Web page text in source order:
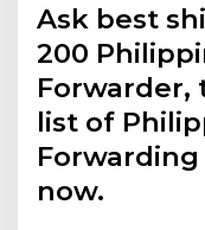
Ask best
200
Forwarder,
list of
now.